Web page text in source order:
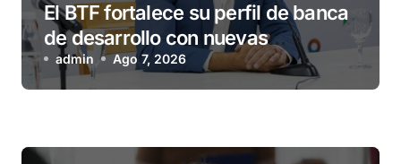
El BTF fortalece su perfil de banca
de desarrollo con nuevas
herramientas para familias y
empresas
admin Ago 7, 2026